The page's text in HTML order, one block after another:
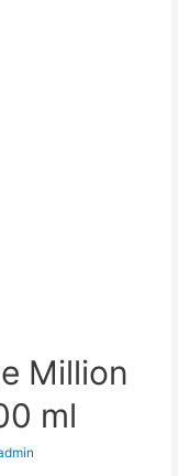
Million
ml